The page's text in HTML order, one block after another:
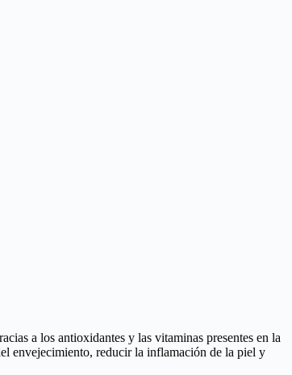
a los antioxidantes y las vitaminas presentes en la
envejecimiento, reducir la inflamación de la piel y